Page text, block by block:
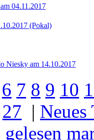
04.11.2017
(Pokal)
Niesky am 14.10.2017
6 7 8 9 10
27 | Neues